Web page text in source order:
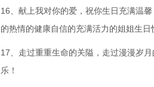
16、献上我对你的爱，祝你生日充满温
的热情的健康自信的充满活力的姐姐生日
17、走过重重生命的关隘，走过漫漫岁
乐！